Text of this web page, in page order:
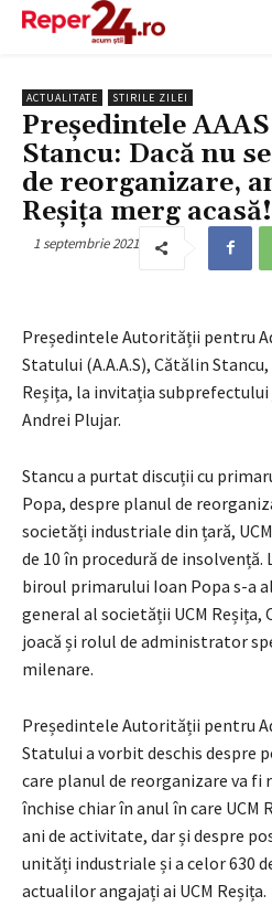
ACTUALITATE STIRILE ZILEI
Președintele
Stancu: Dacă nu
de reorganizare,
Reșița merg acasă!
1 septembrie 2021
Președintele Autorității pentru
Statului (A.A.A.S), Cătălin
Reșița, la invitația subprefectului
Andrei Plujar.
Stancu a purtat discuții cu
Popa, despre planul de
societăți industriale din țară,
de 10 în procedură de insolvență.
biroul primarului Ioan Popa s-a
general al societății UCM Reșița,
joacă și rolul de administrator
milenare.
Președintele Autorității pentru
Statului a vorbit deschis despre
care planul de reorganizare va fi
închise chiar în anul în care UCM
ani de activitate, dar și despre
unități industriale și a celor 630
actualilor angajați ai UCM Reșița.